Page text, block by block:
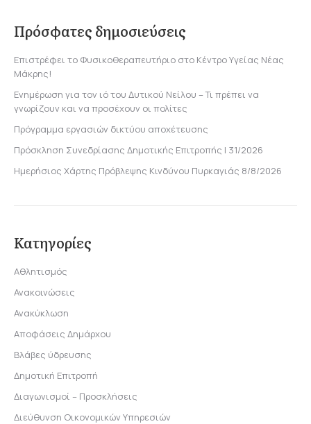
Πρόσφατες δημοσιεύσεις
Επιστρέφει το Φυσικοθεραπευτήριο στο Κέντρο Υγείας Νέας
Μάκρης!
Ενημέρωση για τον ιό του Δυτικού Νείλου – Τι πρέπει να
γνωρίζουν και να προσέχουν οι πολίτες
Πρόγραμμα εργασιών δικτύου αποχέτευσης
Πρόσκληση Συνεδρίασης Δημοτικής Επιτροπής | 31/2026
Ημερήσιος Χάρτης Πρόβλεψης Κινδύνου Πυρκαγιάς 8/8/2026
Κατηγορίες
Αθλητισμός
Ανακοινώσεις
Ανακύκλωση
Αποφάσεις Δημάρχου
Βλάβες ύδρευσης
Δημοτική Επιτροπή
Διαγωνισμοί – Προσκλήσεις
Διεύθυνση Οικονομικών Υπηρεσιών